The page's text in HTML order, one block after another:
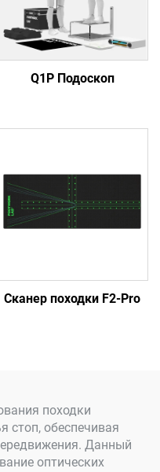
Q1P Подоскоп
Сканер походки F2-Pro
походки
стоп, обеспечивая
Данный
оптических